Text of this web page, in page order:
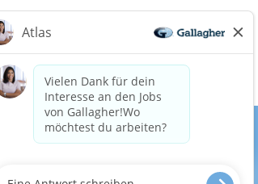
Richtlinie
use of this